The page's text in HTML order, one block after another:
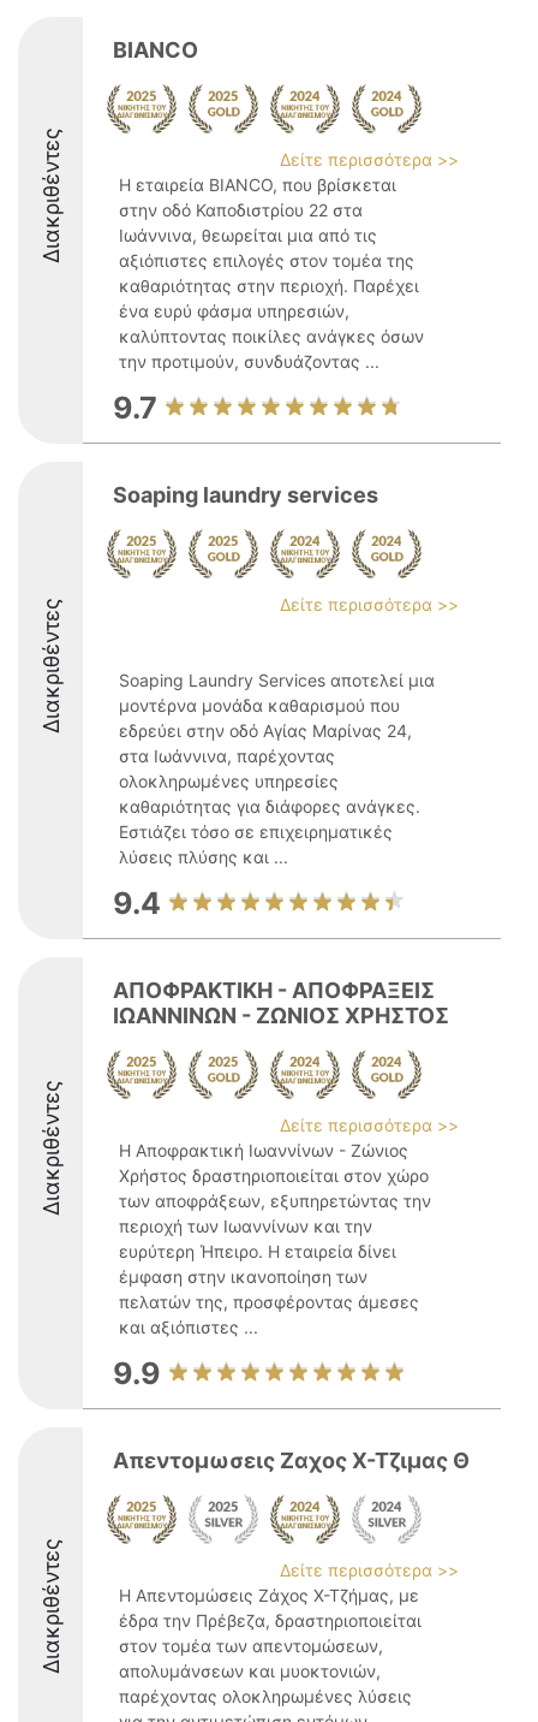
Διακριθέντες
BIANCO
Δείτε περισσότερα >>
Η εταιρεία BIANCO, που βρίσκεται
στην οδό Καποδιστρίου 22 στα
Ιωάννινα, θεωρείται μια από τις
αξιόπιστες επιλογές στον τομέα της
καθαριότητας στην περιοχή. Παρέχει
ένα ευρύ φάσμα υπηρεσιών,
καλύπτοντας ποικίλες ανάγκες όσων
την προτιμούν, συνδυάζοντας ...
9.7
Διακριθέντες
Soaping laundry services
Δείτε περισσότερα >>
Soaping Laundry Services αποτελεί μια
μοντέρνα μονάδα καθαρισμού που
εδρεύει στην οδό Αγίας Μαρίνας 24,
στα Ιωάννινα, παρέχοντας
ολοκληρωμένες υπηρεσίες
καθαριότητας για διάφορες ανάγκες.
Εστιάζει τόσο σε επιχειρηματικές
λύσεις πλύσης και ...
9.4
Διακριθέντες
ΑΠΟΦΡΑΚΤΙΚΗ - ΑΠΟΦΡΑΞΕΙΣ
ΙΩΑΝΝΙΝΩΝ - ΖΩΝΙΟΣ ΧΡΗΣΤΟΣ
Δείτε περισσότερα >>
Η Αποφρακτική Ιωαννίνων - Ζώνιος
Χρήστος δραστηριοποιείται στον χώρο
των αποφράξεων, εξυπηρετώντας την
περιοχή των Ιωαννίνων και την
ευρύτερη Ήπειρο. Η εταιρεία δίνει
έμφαση στην ικανοποίηση των
πελατών της, προσφέροντας άμεσες
και αξιόπιστες ...
9.9
Διακριθέντες
Απεντομωσεις Ζαχος Χ-Τζιμας Θ
Δείτε περισσότερα >>
Η Απεντομώσεις Ζάχος Χ-Τζήμας, με
έδρα την Πρέβεζα, δραστηριοποιείται
στον τομέα των απεντομώσεων,
απολυμάνσεων και μυοκτονιών,
παρέχοντας ολοκληρωμένες λύσεις